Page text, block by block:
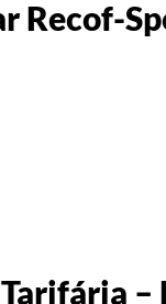
Recof-
–